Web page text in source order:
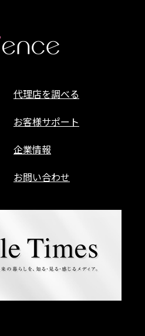
代理店を調べる
お客様サポート
企業情報
お問い合わせ